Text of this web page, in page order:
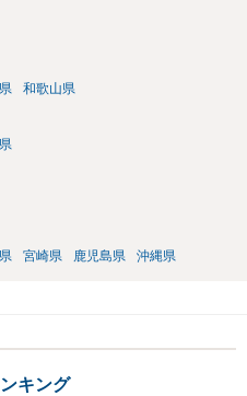
和歌山県
宮崎県 鹿児島県 沖縄県
キング